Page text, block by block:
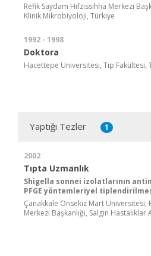
Refik Saydam Hıfzıssıhha Merkezi
Klinik Mikrobiyoloji, Türkiye
1992 - 1998
Doktora
Hacettepe Üniversitesi, Tıp Fakültesi,
Yaptığı Tezler 1
2002
Tıpta Uzmanlık
Shigella sonnei izolatlarının
PFGE yöntemleriyel
Çanakkale Onsekiz Mart Üniversitesi,
Merkezi Başkanlığı, Salgın